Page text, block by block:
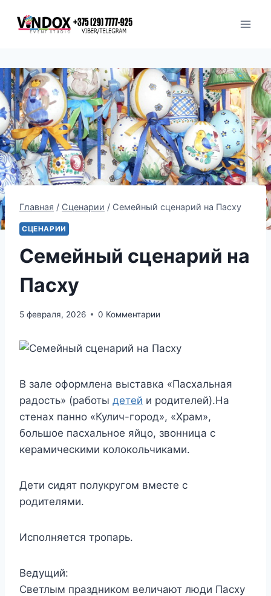
Главная / Сценарии / Семейный сценарий на Пасху
СЦЕНАРИИ
Семейный сценарий на
Пасху
5 февраля, 2026 0 Комментарии
В зале оформлена выставка «Пасхальная
радость» (работы детей и родителей).На
стенах панно «Кулич-город», «Храм»,
большое пасхальное яйцо, звонница с
керамическими колокольчиками.
Дети сидят полукругом вместе с
родителями.
Исполняется тропарь.
Ведущий:
Светлым праздником величают люди Пасху